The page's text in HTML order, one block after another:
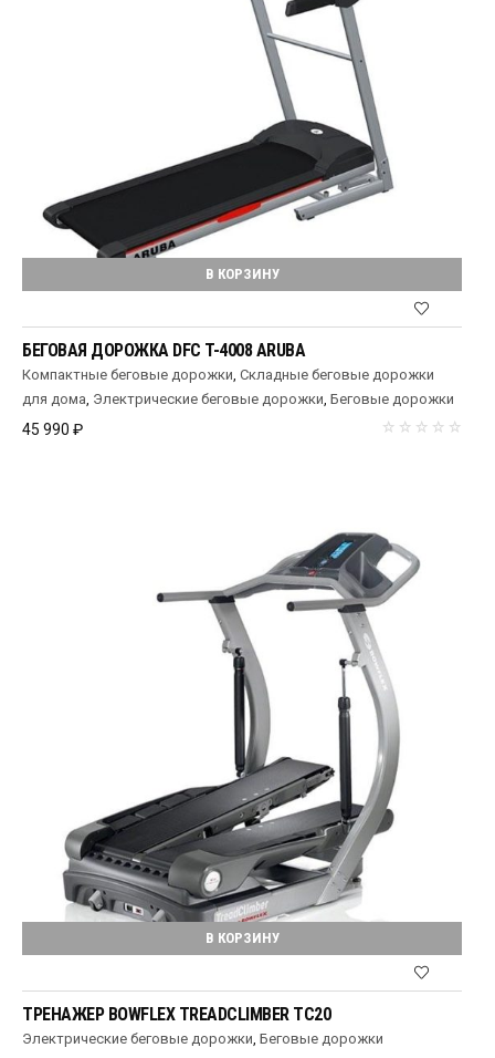
В КОРЗИНУ
БЕГОВАЯ ДОРОЖКА DFC T-4008 ARUBA
Компактные беговые дорожки ,Складные беговые дорожки
для дома Электрические беговые дорожки ,Беговые дорожки
45 990 ₽
В КОРЗИНУ
ТРЕНАЖЕР BOWFLEX TREADCLIMBER TC20
Электрические беговые дорожки ,Беговые дорожки